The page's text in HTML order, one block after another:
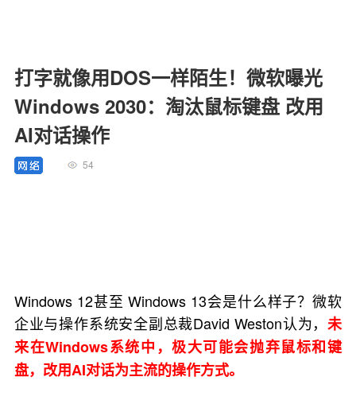
打字就像用DOS一样陌生！微软曝光
Windows 2030：淘汰鼠标键盘 改用
AI对话操作
54
Windows 12甚至 Windows 13会是什么样子？微软
企业与操作系统安全副总裁David Weston认为，未
来在Windows系统中，极大可能会抛弃鼠标和键
盘，改用AI对话为主流的操作方式。